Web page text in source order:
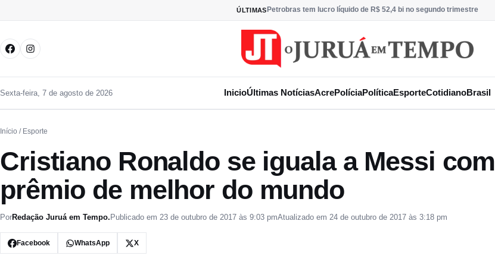
ÚLTIMAS Petrobras tem lucro líquido de R$ 52,4 bi no segundo trimestre
Sexta-feira, 7 de agosto de 2026 InicioÚltimas NotíciasAcrePolíciaPolíticaEsporteCotidianoBrasil
Início / Esporte
Cristiano Ronaldo se iguala a Messi com
prêmio de melhor do mundo
PorRedação Juruá em Tempo. Publicado em 23 de outubro de 2017 às 9:03 pmAtualizado em 24 de outubro de 2017 às 3:18 pm
Facebook WhatsApp X